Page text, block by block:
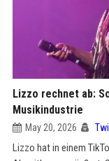
Lizzo rechnet ab:
Musikindustrie
May 20, 2026
Lizzo hat in einem